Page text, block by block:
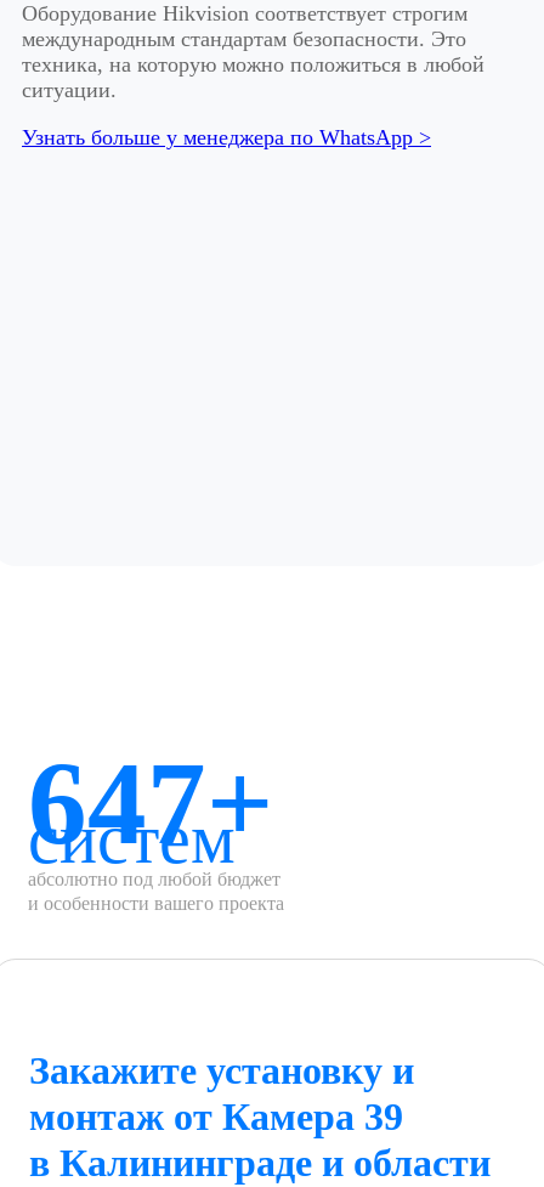
Оборудование Hikvision соответствует строгим
международным стандартам безопасности. Это
техника, на которую можно положиться в любой
ситуации.
Узнать больше у менеджера по WhatsApp >
647+
систем
абсолютно под любой бюджет
и особенности вашего проекта
Закажите установку и
монтаж от Камера 39
в Калининграде и области